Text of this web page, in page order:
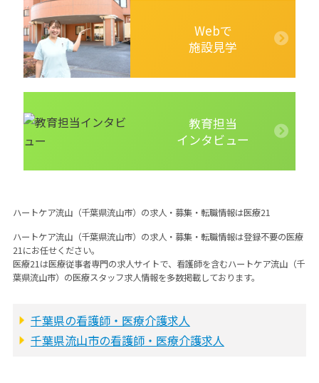
Webで
施設見学
教育担当
インタビュー
ハートケア流山（千葉県流山市）の求人・募集・転職情報は医療21
ハートケア流山（千葉県流山市）の求人・募集・転職情報は登録不要の医療
21にお任せください。
医療21は医療従事者専門の求人サイトで、看護師を含むハートケア流山（千
葉県流山市）の医療スタッフ求人情報を多数掲載しております。
千葉県の看護師・医療介護求人
千葉県流山市の看護師・医療介護求人